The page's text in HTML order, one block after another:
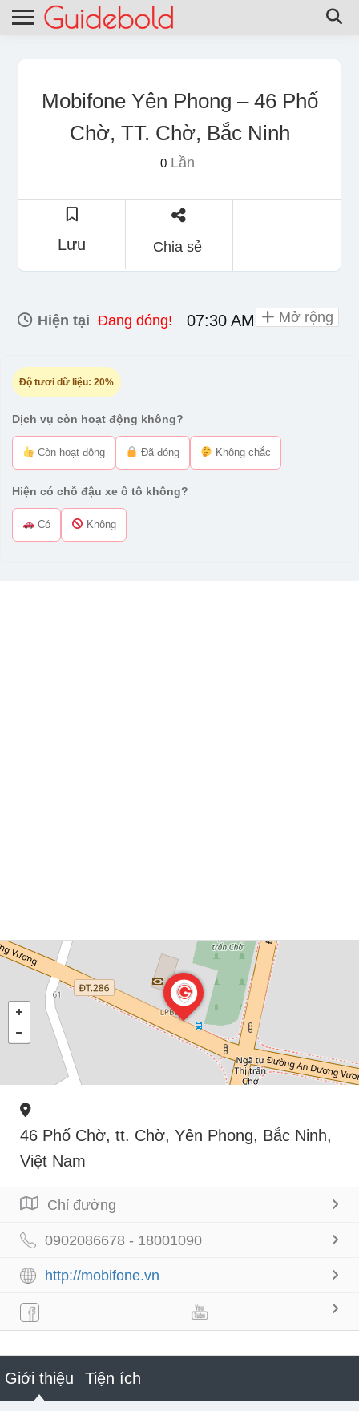
Mobifone Yên Phong – 46 Phố
Chờ, TT. Chờ, Bắc Ninh
0Lần
Lưu Chia sẻ
Hiện tại Đang đóng! 07:30 AM - 08:00 PM
Độ tươi dữ liệu: 20%
Dịch vụ còn hoạt động không?
Còn hoạt động Đã đóng Không chắc
Hiện có chỗ đậu xe ô tô không?
Có Không
Mở rộng
46 Phố Chờ, tt. Chờ, Yên Phong, Bắc Ninh,
Việt Nam
Chỉ đường
0902086678 - 18001090
http://mobifone.vn
Giới thiệu Tiện ích